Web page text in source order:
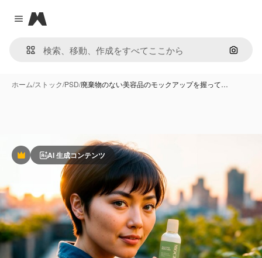
Close menu
Magnific
画像で
ホーム/ストック/PSD/廃棄物のない美容品のモックアップを握って…
PremiumAI 生成コンテンツ